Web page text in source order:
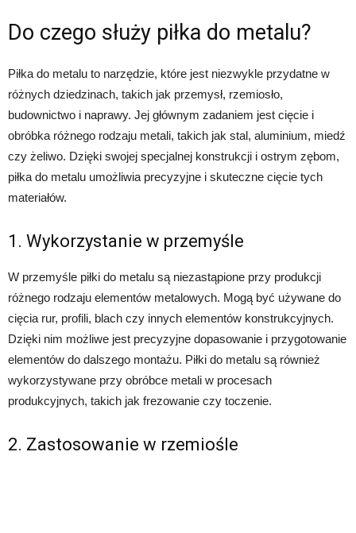
Do czego służy piłka do metalu?
Piłka do metalu to narzędzie, które jest niezwykle przydatne w
różnych dziedzinach, takich jak przemysł, rzemiosło,
budownictwo i naprawy. Jej głównym zadaniem jest cięcie i
obróbka różnego rodzaju metali, takich jak stal, aluminium, miedź
czy żeliwo. Dzięki swojej specjalnej konstrukcji i ostrym zębom,
piłka do metalu umożliwia precyzyjne i skuteczne cięcie tych
materiałów.
1. Wykorzystanie w przemyśle
W przemyśle piłki do metalu są niezastąpione przy produkcji
różnego rodzaju elementów metalowych. Mogą być używane do
cięcia rur, profili, blach czy innych elementów konstrukcyjnych.
Dzięki nim możliwe jest precyzyjne dopasowanie i przygotowanie
elementów do dalszego montażu. Piłki do metalu są również
wykorzystywane przy obróbce metali w procesach
produkcyjnych, takich jak frezowanie czy toczenie.
2. Zastosowanie w rzemiośle